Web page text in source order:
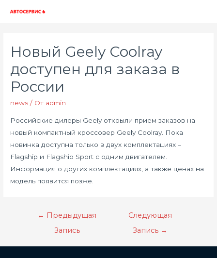
Новый Geely Coolray
доступен для заказа в
России
news / От admin
Российские дилеры Geely открыли прием заказов на
новый компактный кроссовер Geely Coolray. Пока
новинка доступна только в двух комплектациях –
Flagship и Flagship Sport с одним двигателем.
Информация о других комплектациях, а также ценах на
модель появится позже.
Навигация
записям
← Предыдущая
Запись
Следующая
Запись →